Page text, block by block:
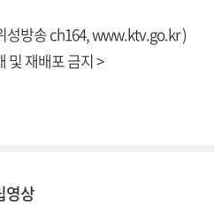
성방송 ch164,www.ktv.go.kr)
재배포 금지 >
영상